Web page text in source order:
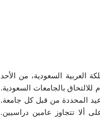
العربية السعودية، من الأحد
المقبل وحتى الخميس المقبل، لاستكمال مرحلة الباكلوريوس للعام الجامعي 2018- 2019م للالتحاق بالجامعات السعودية.
المحددة من قبل كل جامعة.
ألا تتجاوز عامين دراسيين.